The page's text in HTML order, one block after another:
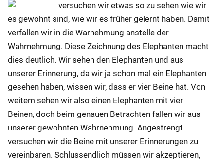
versuchen wir etwas so zu sehen wie wir
es gewohnt sind, wie wir es früher gelernt haben. Damit
verfallen wir in die Warnehmung anstelle der
Wahrnehmung. Diese Zeichnung des Elephanten macht
dies deutlich. Wir sehen den Elephanten und aus
unserer Erinnerung, da wir ja schon mal ein Elephanten
gesehen haben, wissen wir, dass er vier Beine hat. Von
weitem sehen wir also einen Elephanten mit vier
Beinen, doch beim genauen Betrachten fallen wir aus
unserer gewohnten Wahrnehmung. Angestrengt
versuchen wir die Beine mit unserer Erinnerungen zu
vereinbaren. Schlussendlich müssen wir akzeptieren,